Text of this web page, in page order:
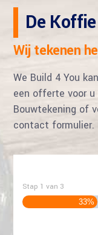
De
Wij tekenen
We Build 4 You
een offerte voor u
Bouwtekening of
contact formulier.
Stap 1 van 3
33%